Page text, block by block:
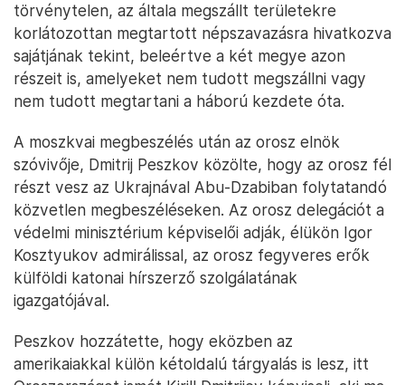
törvénytelen, az általa megszállt területekre
korlátozottan megtartott népszavazásra hivatkozva
sajátjának tekint, beleértve a két megye azon
részeit is, amelyeket nem tudott megszállni vagy
nem tudott megtartani a háború kezdete óta.
A moszkvai megbeszélés után az orosz elnök
szóvivője, Dmitrij Peszkov közölte, hogy az orosz fél
részt vesz az Ukrajnával Abu-Dzabiban folytatandó
közvetlen megbeszéléseken. Az orosz delegációt a
védelmi minisztérium képviselői adják, élükön Igor
Kosztyukov admirálissal, az orosz fegyveres erők
külföldi katonai hírszerző szolgálatának
igazgatójával.
Peszkov hozzátette, hogy eközben az
amerikaiakkal külön kétoldalú tárgyalás is lesz, itt